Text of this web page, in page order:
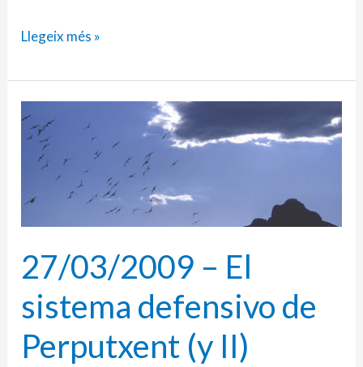
Llegeix més »
27/03/2009 – El
sistema defensivo de
Perputxent (y II)
27/03/2009
–
Perputxent
II)